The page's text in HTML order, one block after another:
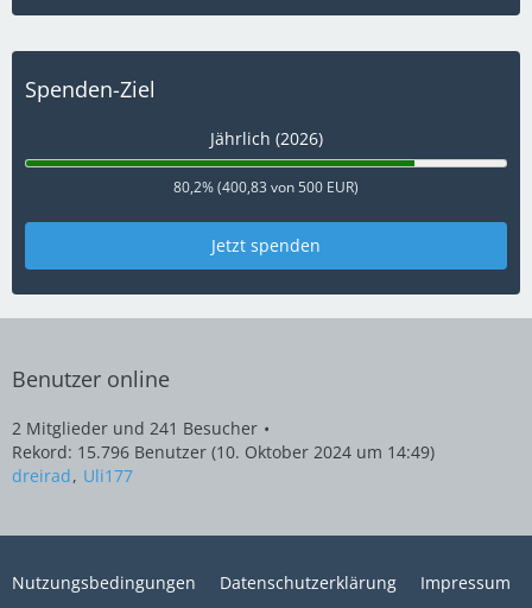
Spenden-Ziel
Jährlich (2026)
80,2% (400,83 von 500 EUR)
Jetzt spenden
Benutzer online
2 Mitglieder und 241 Besucher
Rekord: 15.796 Benutzer (10. Oktober 2024 um 14:49)
dreirad
Uli177
Nutzungsbedingungen Datenschutzerklärung Impressum